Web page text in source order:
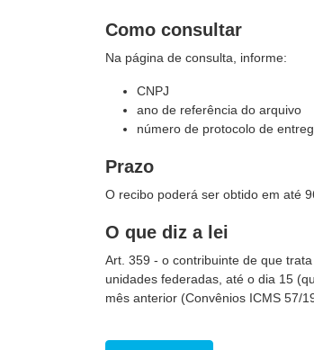
Como consultar
Na página de consulta, informe:
CNPJ
ano de referência do arquivo
número de protocolo de
Prazo
O recibo poderá ser obtido em até
O que diz a lei
Art. 359 - o contribuinte de que
unidades federadas, até o dia 15
mês anterior (Convênios ICMS 57/